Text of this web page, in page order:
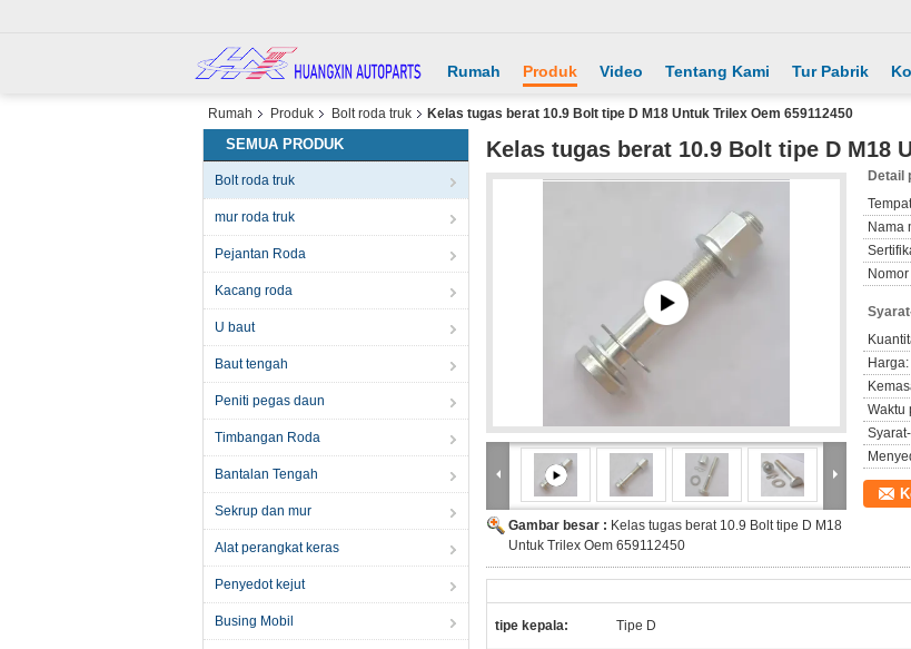
Rumah Produk Video Tentang Kami Tur Pabrik
Rumah Produk Bolt roda truk Kelas tugas berat 10.9 Bolt tipe D M18 Untuk Trilex Oem 659112450
SEMUA PRODUK
Bolt roda truk
mur roda truk
Pejantan Roda
Kacang roda
U baut
Baut tengah
Peniti pegas daun
Timbangan Roda
Bantalan Tengah
Sekrup dan mur
Alat perangkat keras
Penyedot kejut
Busing Mobil
Kelas tugas berat 10.9 Bolt tipe D M18
Gambar besar : Kelas tugas berat 10.9 Bolt tipe D M18
Untuk Trilex Oem 659112450
Detail
Nama
Harga:
Waktu
tipe kepala: Tipe D